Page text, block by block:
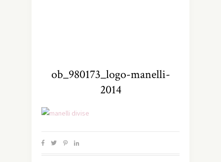
ob_980173_logo-manelli-
2014